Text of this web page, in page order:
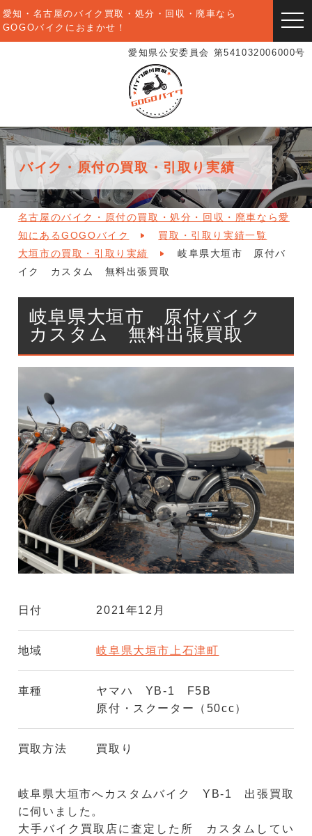
愛知・名古屋のバイク買取・処分・回収・廃車なら
GOGOバイクにおまかせ！
愛知県公安委員会 第541032006000号
バイク・原付の買取・引取り実績
名古屋のバイク・原付の買取・処分・回収・廃車なら愛
知にあるGOGOバイク
買取・引取り実績一覧
大垣市の買取・引取り実績
岐阜県大垣市 原付バ
イク カスタム 無料出張買取
岐阜県大垣市 原付バイク
カスタム 無料出張買取
日付 2021年12月
地域 岐阜県大垣市上石津町
車種
ヤマハ YB-1 F5B
原付・スクーター（50cc）
買取方法 買取り
岐阜県大垣市へカスタムバイク YB-1 出張買取
に伺いました。
大手バイク買取店に査定した所 カスタムしてい